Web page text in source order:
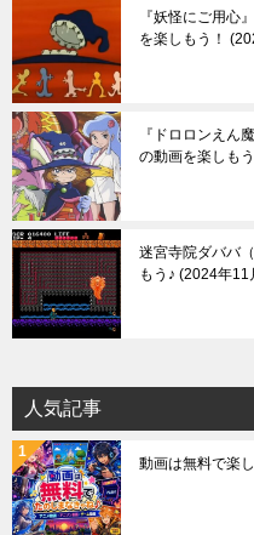
『妖怪にご用心
を楽しもう！
『ドロロンえん
の動画を楽しもう
迷宮寺院ダババ
もう♪ 2024年11
人気記事
動画は無料で楽